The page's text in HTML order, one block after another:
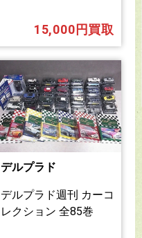
15,000円買取
デルプラド
デルプラド週刊 カーコ
レクション 全85巻